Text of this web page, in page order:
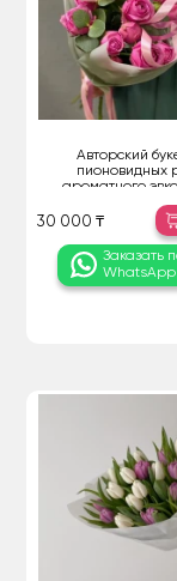
Авторский
пионовидных
ароматного
30 000 ₸
Заказать
WhatsApp